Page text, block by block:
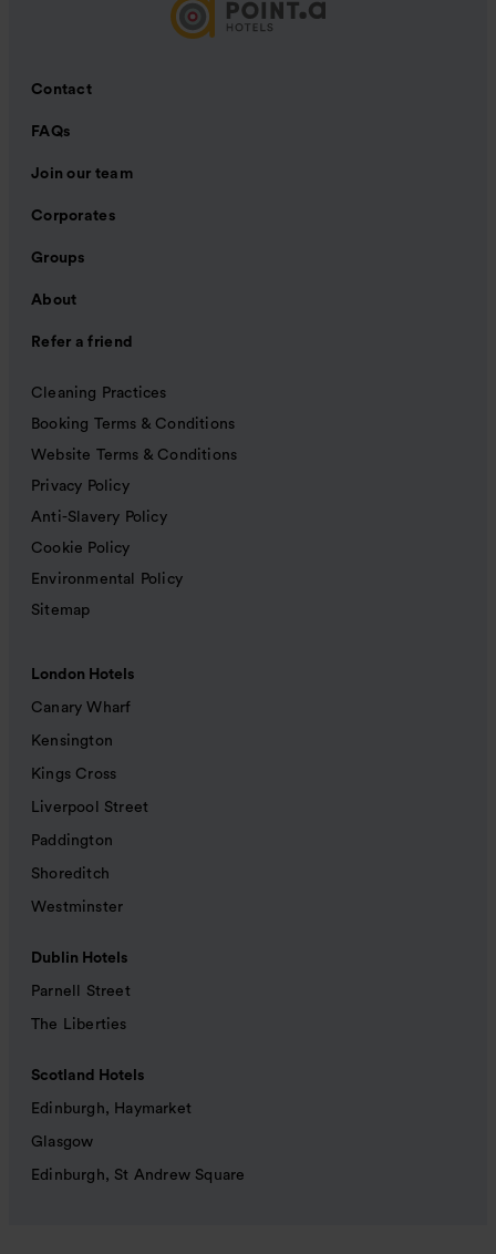
Contact
FAQs
Join our team
Corporates
Groups
About
Refer a friend
Cleaning Practices
Booking Terms & Conditions
Website Terms & Conditions
Privacy Policy
Anti-Slavery Policy
Cookie Policy
Environmental Policy
Sitemap
London Hotels
Canary Wharf
Kensington
Kings Cross
Liverpool Street
Paddington
Shoreditch
Westminster
Dublin Hotels
Parnell Street
The Liberties
Scotland Hotels
Edinburgh, Haymarket
Glasgow
Edinburgh, St Andrew Square